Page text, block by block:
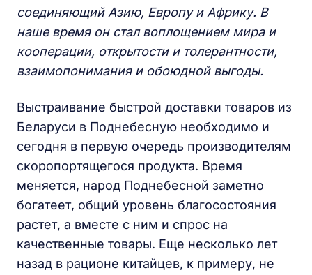
соединяющий Азию, Европу и Африку. В
наше время он стал воплощением мира и
кооперации, открытости и толерантности,
взаимопонимания и обоюдной выгоды.
Выстраивание быстрой доставки товаров из
Беларуси в Поднебесную необходимо и
сегодня в первую очередь производителям
скоропортящегося продукта. Время
меняется, народ Поднебесной заметно
богатеет, общий уровень благосостояния
растет, а вместе с ним и спрос на
качественные товары. Еще несколько лет
назад в рационе китайцев, к примеру, не